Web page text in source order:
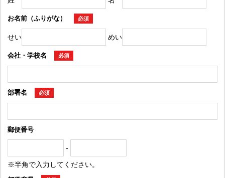
お名前（ふりがな） 必須
せい めい
会社・学校名 必須
部署名 必須
郵便番号
-
※半角で入力してください。